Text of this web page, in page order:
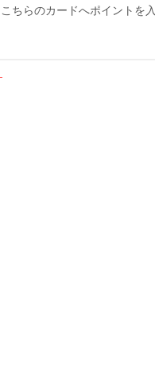
こちらのカードへポイントを